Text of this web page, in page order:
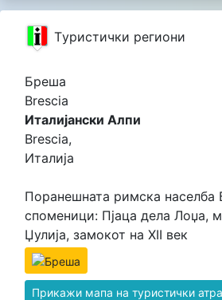
Tуристички региони
Бреша
Brescia
Италијански Алпи
Brescia,
Италија
Поранешната римска населба
споменици: Пјаца дела Лоџа,
Џулија, замокот на XII век
Прикажи мапа на туристички